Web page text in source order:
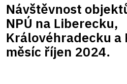
Návštěvnost
NPÚ na Liberecku,
Královéhradecku a
měsíc říjen 2024.